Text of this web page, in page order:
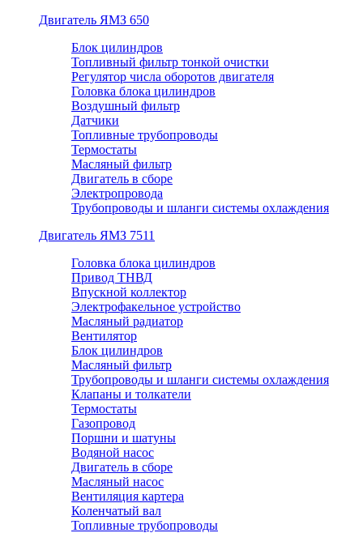
Двигатель ЯМЗ 650
Блок цилиндров
Топливный фильтр тонкой очистки
Регулятор числа оборотов двигателя
Головка блока цилиндров
Воздушный фильтр
Датчики
Топливные трубопроводы
Термостаты
Масляный фильтр
Двигатель в сборе
Электропровода
Трубопроводы и шланги системы охлаждения
Двигатель ЯМЗ 7511
Головка блока цилиндров
Привод ТНВД
Впускной коллектор
Электрофакельное устройство
Масляный радиатор
Вентилятор
Блок цилиндров
Масляный фильтр
Трубопроводы и шланги системы охлаждения
Клапаны и толкатели
Термостаты
Газопровод
Поршни и шатуны
Водяной насос
Двигатель в сборе
Масляный насос
Вентиляция картера
Коленчатый вал
Топливные трубопроводы